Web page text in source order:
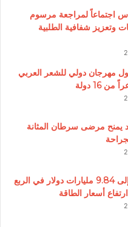
اجتماعاً لمراجعة مرسوم
وتعزيز شفافية الطلبية
مهرجان دولي للشعر العربي
يمنح مرضى سرطان المثانة
أرباح شل تقفز إلى 9.84 مليارات دولار في الربع
أسعار الطاقة